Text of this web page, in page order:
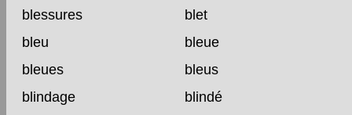
blessures
blet
bleu
bleue
bleues
bleus
blindage
blindé